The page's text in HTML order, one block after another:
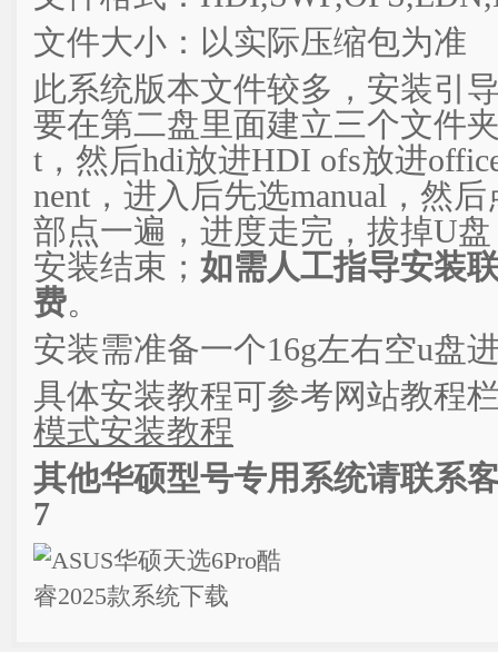
文件大小：以实际压缩包为准
此系统版本文件较多，安装引
要在第二盘里面建立三个文件
t，然后hdi放进HDI ofs放进
nent，进入后先选manual，然
部点一遍，进度走完，拔掉U
安装结束； 如需人工指导安装
费。
安装需准备一个16g左右空u盘
具体安装教程可参考网站教程
模式安装教程
其他华硕型号专用系统请联系
7